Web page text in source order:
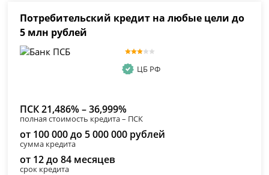
Потребительский кредит на любые цели до
5 млн рублей
ЦБ РФ
ПСК 21,486% – 36,999%
полная стоимость кредита – ПСК
от 100 000 до 5 000 000 рублей
сумма кредита
от 12 до 84 месяцев
срок кредита